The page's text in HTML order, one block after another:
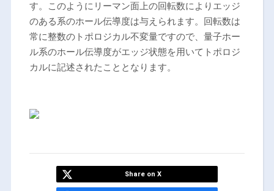
す。このようにリーマン面上の回転数によりエッジ
のある系のホール伝導度は与えられます。回転数は
常に整数のトポロジカル不変量ですので、量子ホー
ル系のホール伝導度がエッジ状態を用いてトポロジ
カルに記述されたこととなります。
Share on X